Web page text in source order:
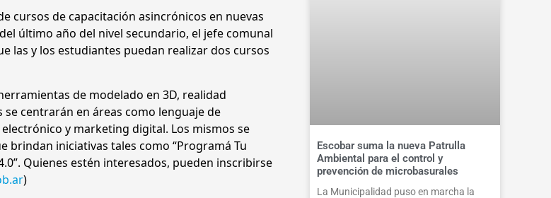
cursos de capacitación asincrónicos en nuevas
último año del nivel secundario, el jefe comunal
las y los estudiantes puedan realizar dos cursos
de modelado en 3D, realidad
centrarán en áreas como lenguaje de
y marketing digital. Los mismos se
brindan iniciativas tales como “Programá Tu
Quienes estén interesados, pueden inscribirse
)
Escobar suma la nueva Patrulla
Ambiental para el control y
prevención de microbasurales
La Municipalidad puso en marcha la